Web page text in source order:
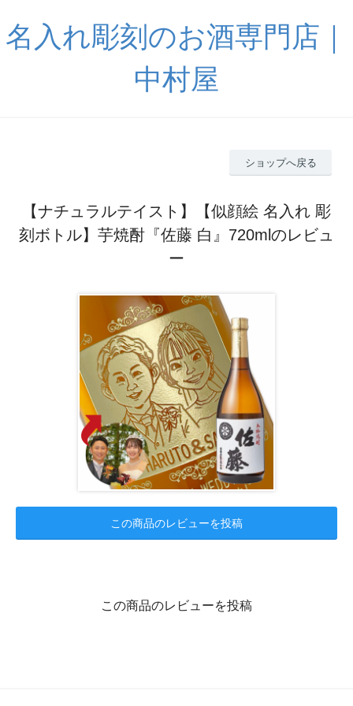
名入れ彫刻のお酒専門店｜
中村屋
ショップへ戻る
【ナチュラルテイスト】【似顔絵 名入れ 彫
刻ボトル】芋焼酎『佐藤 白』720mlのレビュ
ー
この商品のレビューを投稿
この商品のレビューを投稿